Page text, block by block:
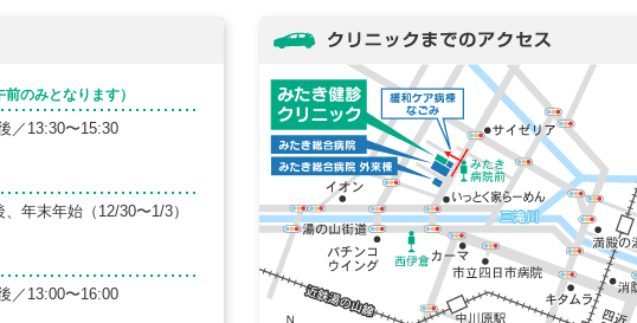
前のみとなります）
13:30〜15:30
年末年始（12/30〜1/3）
13:00〜16:00